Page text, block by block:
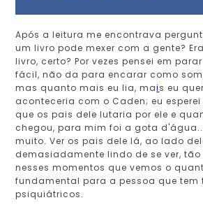
Após a leitura me encontrava
um livro pode mexer com a gente?
livro, certo? Por vezes pensei em
fácil, não da para encarar como
mas quanto mais eu lia, mais eu
aconteceria com o Caden; eu
que os pais dele lutaria por ele e
chegou, para mim foi a gota
muito. Ver os pais dele lá, ao lado
demasiadamente lindo de se ver, tão
nesses momentos que vemos o
fundamental para a pessoa que tem
psiquiátricos.